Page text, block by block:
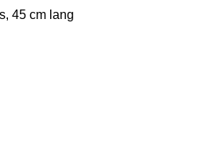
45 cm lang